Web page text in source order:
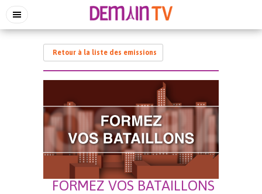
Retour à la liste des emissions
FORMEZ VOS BATAILLONS